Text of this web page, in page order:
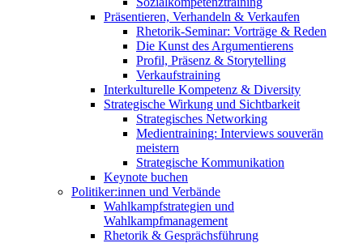
Präsentieren, Verhandeln & Verkaufen
Rhetorik-Seminar: Vorträge & Reden
Die Kunst des Argumentierens
Profil, Präsenz & Storytelling
Verkaufstraining
Interkulturelle Kompetenz & Diversity
Strategische Wirkung und Sichtbarkeit
Strategisches Networking
Medientraining: Interviews souverän
meistern
Strategische Kommunikation
Keynote buchen
Politiker:innen und Verbände
Wahlkampfstrategien und
Wahlkampfmanagement
Rhetorik & Gesprächsführung